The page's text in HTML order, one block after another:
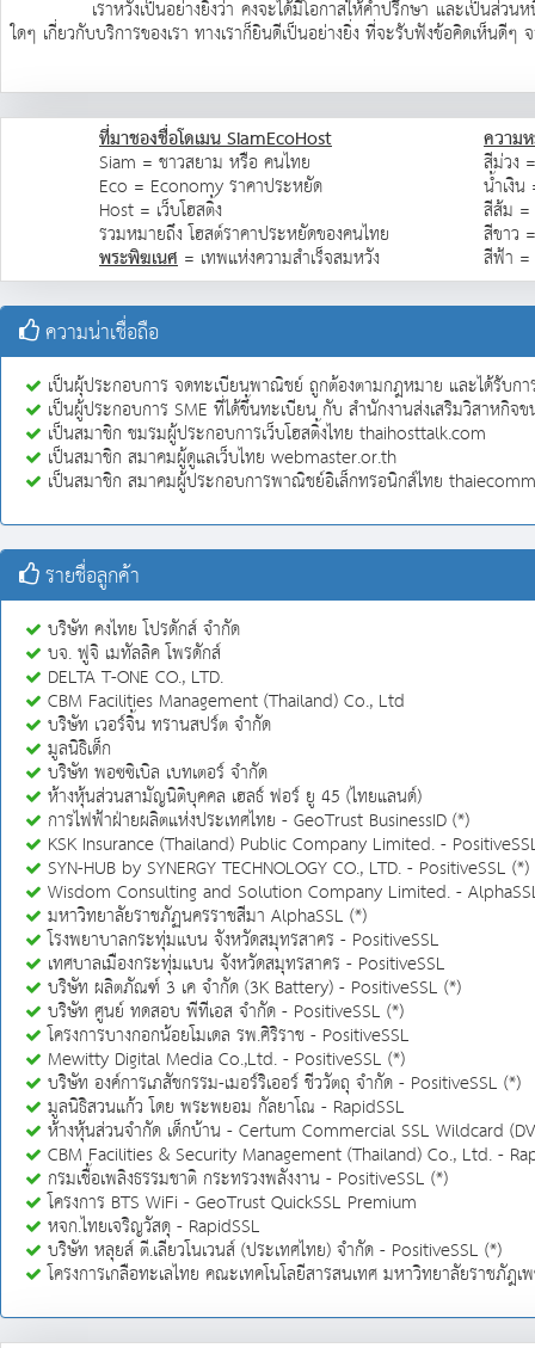
เราหวังเป็นอย่างยิ่งว่า คงจะได้มีโอกาสให้คำปรึกษา และเป็นส่วนหนึ่ง
ใดๆ เกี่ยวกับบริการของเรา ทางเราก็ยินดีเป็นอย่างยิ่ง ที่จะรับฟังข้อคิดเห็นดีๆ
ที่มาชองชื่อโดเมน SiamEcoHost
Siam = ชาวสยาม หรือ คนไทย
Eco = Economy ราคาประหยัด
Host = เว็บโฮสติ้ง
รวมหมายถึง โฮสต์ราคาประหยัดของคนไทย
พระพิฆเนศ = เทพแห่งความสำเร็จสมหวัง
ความ
สีม่วง
น้ำเงิ
สีส้ม =
สีขาว
สีฟ้า =
ความน่าเชื่อถือ
เป็นผุ้ประกอบการ จดทะเบียนพาณิชย์ ถูกต้องตามกฎหมาย และได้รับก
เป็นผู้ประกอบการ SME ที่ได้ขึ้นทะเบียน กับ สำนักงานส่งเสริมวิสาหกิจ
เป็นสมาชิก ชมรมผู้ประกอบการเว็บโฮสติ้งไทย thaihosttalk.com
เป็นสมาชิก สมาคมผู้ดูแลเว็บไทย webmaster.or.th
เป็นสมาชิก สมาคมผู้ประกอบการพาณิชย์อิเล็กทรอนิกส์ไทย
รายชื่อลูกค้า
บริษัท คงไทย โปรดักส์ จำกัด
บจ. ฟูจิ เมทัลลิค โพรดักส์
DELTA T-ONE CO., LTD.
CBM Facilities Management (Thailand) Co., Ltd
บริษัท เวอร์จิ้น ทรานสปร์ต จำกัด
มูลนิธิเด็ก
บริษัท พอซซิเบิล เบทเตอร์ จำกัด
ห้างหุ้นส่วนสามัญนิติบุคคล เฮลธ์ ฟอร์ ยู 45 (ไทยแลนด์)
การไฟฟ้าฝ่ายผลิตแห่งประเทศไทย - GeoTrust BusinessID (*)
KSK Insurance (Thailand) Public Company Limited. -
SYN-HUB by SYNERGY TECHNOLOGY CO., LTD. - PositiveSSL (*)
Wisdom Consulting and Solution Company Limited. -
มหาวิทยาลัยราชภัฏนครราชสีมา AlphaSSL (*)
โรงพยาบาลกระทุ่มแบน จังหวัดสมุทรสาคร - PositiveSSL
เทศบาลเมืองกระทุ่มแบน จังหวัดสมุทรสาคร - PositiveSSL
บริษัท ผลิตภัณฑ์ 3 เค จำกัด (3K Battery) - PositiveSSL (*)
บริษัท ศูนย์ ทดสอบ พีทีเอส จํากัด - PositiveSSL (*)
โครงการบางกอกน้อยโมเดล รพ.ศิริราช - PositiveSSL
Mewitty Digital Media Co.,Ltd. - PositiveSSL (*)
บริษัท องค์การเภสัชกรรม-เมอร์ริเออร์ ชีววัตถุ จำกัด - PositiveSSL (*)
มูลนิธิสวนแก้ว โดย พระพยอม กัลยาโณ - RapidSSL
ห้างหุ้นส่วนจำกัด เด็กบ้าน - Certum Commercial SSL Wildcard
CBM Facilities & Security Management (Thailand) Co., Ltd. -
กรมเชื้อเพลิงธรรมชาติ กระทรวงพลังงาน - PositiveSSL (*)
โครงการ BTS WiFi - GeoTrust QuickSSL Premium
หจก.ไทยเจริญวัสดุ - RapidSSL
บริษัท หลุยส์ ตี.เลียวโนเวนส์ (ประเทศไทย) จำกัด - PositiveSSL (*)
โครงการเกลือทะเลไทย คณะเทคโนโลยีสารสนเทศ มหาวิทยาลัยราชภัฎเ